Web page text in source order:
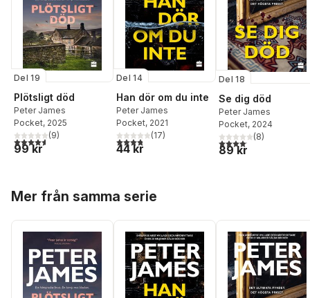
Del 19
Plötsligt död
Peter James
Pocket, 2025
4,6utav 5 stjärnor. Totalt antal röster:
(9)
99 kr
Del 14
Han dör om du inte
Peter James
Pocket, 2021
3,8utav 5 stjärnor. Totalt antal röster:
(17)
44 kr
Del 18
Se dig död
Peter James
Pocket, 2024
4,1utav 5 stjärnor.
(8)
89 kr
Mer från samma serie